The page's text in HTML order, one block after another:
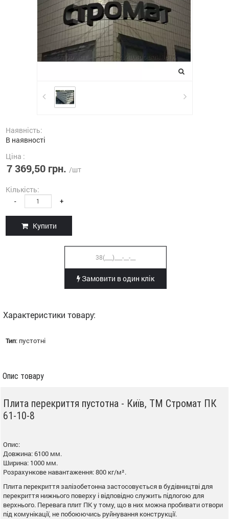
Наявність:
В наявності
Ціна :
7 369,50 грн. /шт
Кількість:
- +
Купити
Замовити в один клік
Характеристики товару:
Тип: пустотні
Опис товару
Плита перекриття пустотна - Київ, ТМ Стромат ПК
61-10-8
Опис:
Довжина: 6100 мм.
Ширина: 1000 мм.
Розрахункове навантаження: 800 кг/м².
Плита перекриття залізобетонна застосовується в будівництві для
перекриття нижнього поверху і відповідно служить підлогою для
верхнього. Перевага плит ПК у тому, що в них можна пробивати отвори
під комунікації, не побоюючись руйнування конструкції.